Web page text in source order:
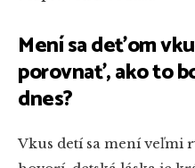
Mení sa deťom
porovnať, ako to
dnes?
Vkus detí sa mení veľmi